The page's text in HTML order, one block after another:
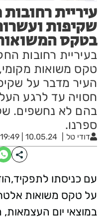
עיריית
שקיפות
בטקס
בעיריית רחובות
טקס משואות
העיר מדבר על
חסויה עד לרגע
בהם לא נחשפים.
ספרנו.
דודי טל 10.05.24 | 19:49
עם כניסתו
על טקס משואות
במוצאי יום העצמאות,